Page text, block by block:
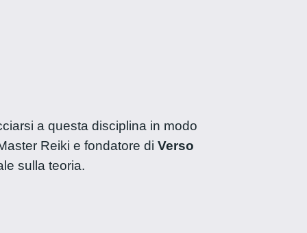
a questa disciplina in modo
Reiki e fondatore di Verso
sulla teoria.